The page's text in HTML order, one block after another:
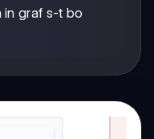
in graf s-t bo